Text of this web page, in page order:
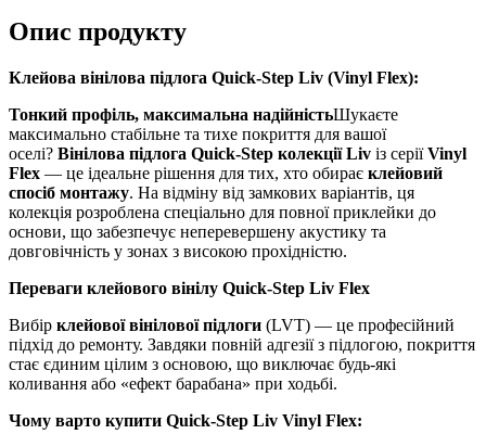
Опис продукту
Клейова вінілова підлога Quick-Step Liv (Vinyl Flex):
Тонкий профіль, максимальна надійністьШукаєте
максимально стабільне та тихе покриття для вашої
оселі? Вінілова підлога Quick-Step колекції Liv із серіїVinyl
Flex — це ідеальне рішення для тих, хто обирає клейовий
спосіб монтажу. На відміну від замкових варіантів, ця
колекція розроблена спеціально для повної приклейки до
основи, що забезпечує неперевершену акустику та
довговічність у зонах з високою прохідністю.
Переваги клейового вінілу Quick-Step Liv Flex
Вибір клейової вінілової підлоги (LVT) — це професійний
підхід до ремонту. Завдяки повній адгезії з підлогою, покриття
стає єдиним цілим з основою, що виключає будь-які
коливання або «ефект барабана» при ходьбі.
Чому варто купити Quick-Step Liv Vinyl Flex: